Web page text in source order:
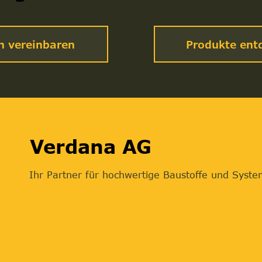
vereinbaren Produkte
Verdana AG
Ihr Partner für hochwertige Baustoffe und